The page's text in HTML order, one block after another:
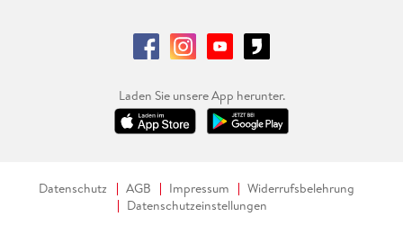
Laden Sie unsere App herunter.
Datenschutz AGB Impressum
Widerrufsbelehrung
Datenschutzeinstellungen